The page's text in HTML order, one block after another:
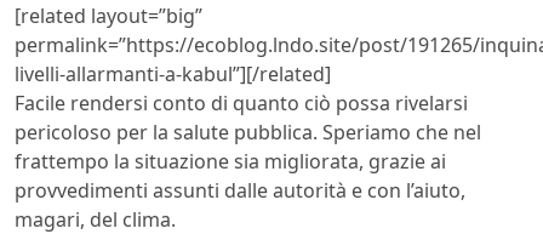
[related layout=”big”
permalink=”https://ecoblog.lndo.site/post/191265/
livelli-allarmanti-a-kabul”][/related]
Facile rendersi conto di quanto ciò possa rivelarsi
pericoloso per la salute pubblica. Speriamo che nel
frattempo la situazione sia migliorata, grazie ai
provvedimenti assunti dalle autorità e con l’aiuto,
magari, del clima.